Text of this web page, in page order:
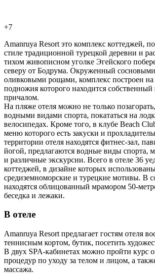
+7
Amanruya Resort это комплекс коттеджей,
стиле традиционной турецкой деревни и
тихом живописном уголке Эгейского
северу от Бодрума. Окруженный
оливковыми рощами, комплекс построен на
подножия которого находится
причалом.
На пляже отеля можно не только
водными видами спорта, покататься на
велосипедах. Кроме того, в клубе Beach
меню которого есть закуски и
территории отеля находятся фитнес-зал,
йогой, предлагаются водные виды спорта,
и различные экскурсии. Всего в отеле 36
коттеджей, в дизайне которых
средиземноморские и турецкие мотивы. В
находятся облицованный мрамором 50-
беседка и лежаки.
В отеле
Amanruya Resort предлагает гостям отеля
теннисным кортом, бутик, посетить
В двух SPA-кабинетах можно пройти курс
процедур по уходу за телом и лицом, а
массажа.